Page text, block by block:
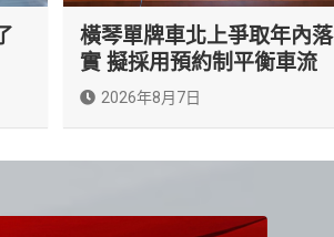
橫琴單牌車北上爭取年內落
實 擬採用預約制平衡車流
2026年8月7日